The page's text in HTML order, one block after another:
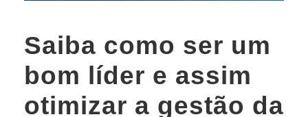
Saiba como ser um
bom líder e assim
otimizar a gestão da